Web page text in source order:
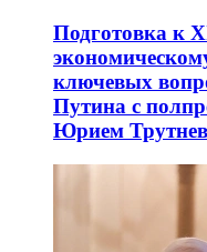
Подготовка к
ключевых
Путина с
Юрием